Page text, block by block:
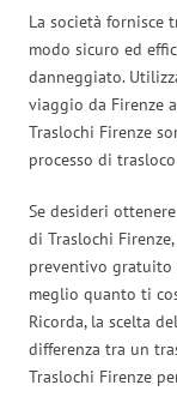
La società fornisce
modo sicuro ed
danneggiato.
viaggio da Firenze
Traslochi Firenze
processo di
Se desideri
di Traslochi
preventivo gratuito
meglio quanto ti
Ricorda, la scelta
differenza tra un
Traslochi Firenze